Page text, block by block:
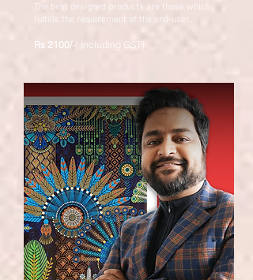
The best designed products are those which
fulfills the requirement of the end-user.
Rs 2100/-( including GST)